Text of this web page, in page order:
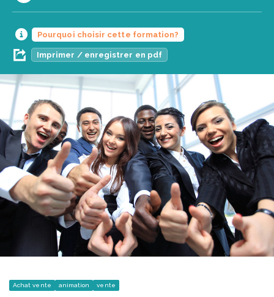
Pourquoi choisir cette formation?
Imprimer / enregistrer en pdf
Achat vente animation vente